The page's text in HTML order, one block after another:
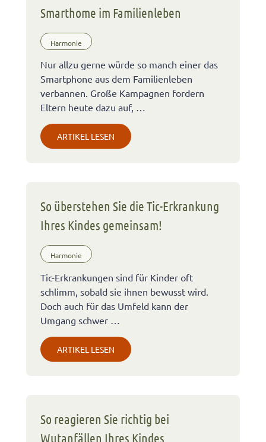
Smarthome im Familienleben
Harmonie
Nur allzu gerne würde so manch einer das
Smartphone aus dem Familienleben
verbannen. Große Kampagnen fordern
Eltern heute dazu auf, …
ARTIKEL LESEN
So überstehen Sie die Tic-Erkrankung
Ihres Kindes gemeinsam!
Harmonie
Tic-Erkrankungen sind für Kinder oft
schlimm, sobald sie ihnen bewusst wird.
Doch auch für das Umfeld kann der
Umgang schwer …
ARTIKEL LESEN
So reagieren Sie richtig bei
Wutanfällen Ihres Kindes